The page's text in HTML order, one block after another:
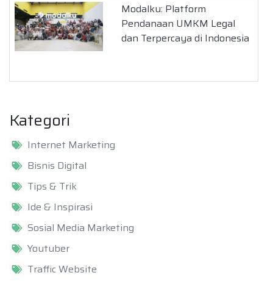
Modalku: Platform
Pendanaan UMKM Legal
dan Terpercaya di Indonesia
Kategori
Internet Marketing
Bisnis Digital
Tips & Trik
Ide & Inspirasi
Sosial Media Marketing
Youtuber
Traffic Website